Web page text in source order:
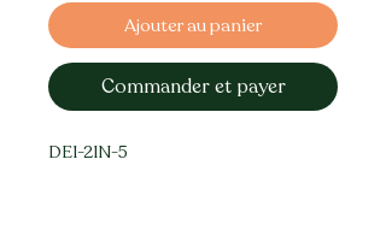
Ajouter au panier
Commander et payer
DE1-21N-5